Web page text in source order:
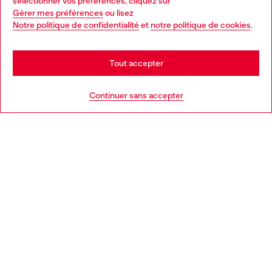
Gérer mes préférences ou lisez
Notre politique de confidentialitéet notre politique de cookies.
Continuer sans accepter
Tout accepter
En savoir plus
You are currently browsing France website, but it seems you
may be based in United States